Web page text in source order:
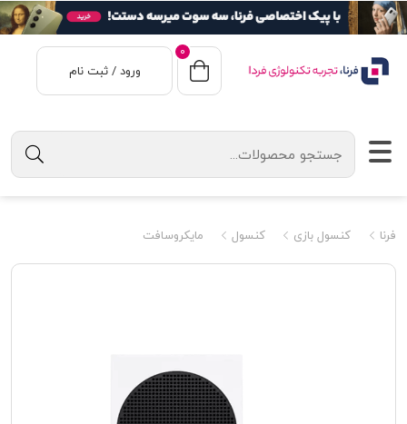
0
ورود / ثبت نام
فرنا کنسول بازی کنسول مایکروسافت